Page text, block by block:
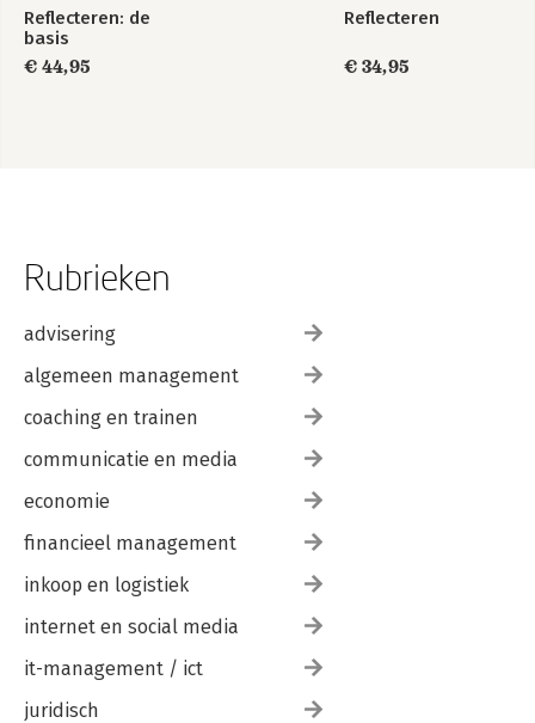
Reflecteren: de
basis
€ 44,95
Reflecteren
€ 34,95
Rubrieken
advisering
algemeen management
coaching en trainen
communicatie en media
economie
financieel management
inkoop en logistiek
internet en social media
it-management / ict
juridisch